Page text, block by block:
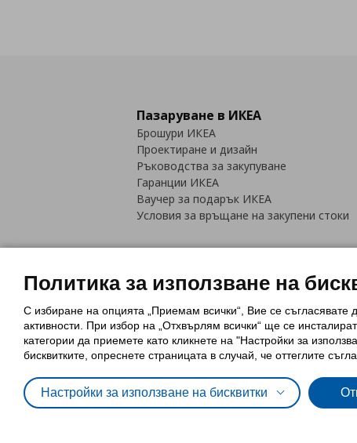
Пазаруване в ИКЕА
Брошури ИКЕА
Проектиране и дизайн
Ръководства за закупуване
Гаранции ИКЕА
Ваучер за подарък ИКЕА
Условия за връщане на закупени стоки
Политика за използване на
Обща политика за личните данни
Политика за защита на лични
Политика за използване на
С избиране на опцията „Приемам всички“, Вие се
активности. При избор на „Отхвърлям всички“ ще се
категории да приемете като кликнете на "Настройки за
бисквитките, опреснете страницата в случай, че оттеглите
Настройки за използване на бисквитки